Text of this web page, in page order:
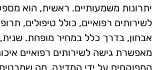
יתרונות משמעותיים. ראשית, הוא
לשירותים רפואיים, כולל טיפולים,
אבחון, בדרך כלל במחיר מופחת.
מאפשרת גישה לשירותים רפואיים